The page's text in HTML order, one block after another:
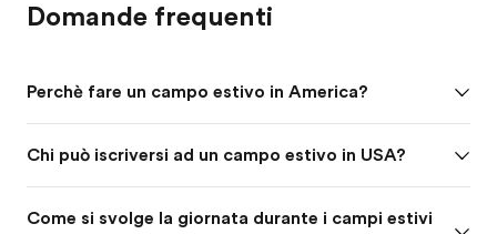
Domande frequenti
Perchè fare un campo estivo in America?
Chi può iscriversi ad un campo estivo in USA?
Come si svolge la giornata durante i campi estivi